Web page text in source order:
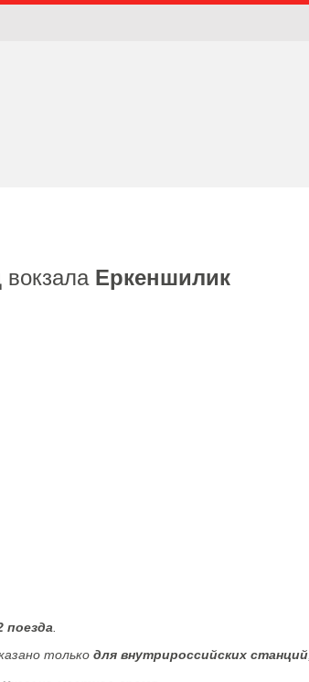
Еркеншилик
поезда
только для внутрироссийских станций